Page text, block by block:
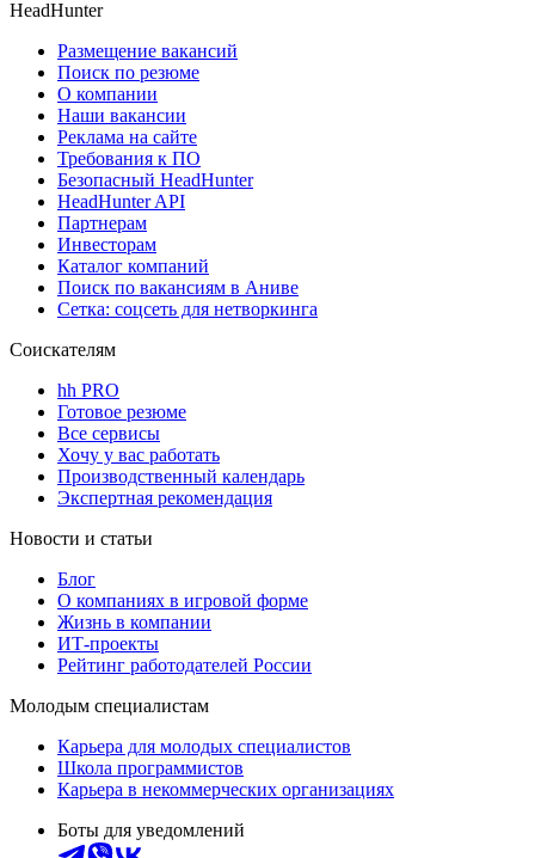
HeadHunter
Размещение вакансий
Поиск по резюме
О компании
Наши вакансии
Реклама на сайте
Требования к ПО
Безопасный HeadHunter
HeadHunter API
Партнерам
Инвесторам
Каталог компаний
Поиск по вакансиям в Аниве
Сетка: соцсеть для нетворкинга
Соискателям
hh PRO
Готовое резюме
Все сервисы
Хочу у вас работать
Производственный календарь
Экспертная рекомендация
Новости и статьи
Блог
О компаниях в игровой форме
Жизнь в компании
ИТ-проекты
Рейтинг работодателей России
Молодым специалистам
Карьера для молодых специалистов
Школа программистов
Карьера в некоммерческих организациях
Боты для уведомлений